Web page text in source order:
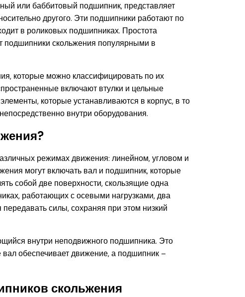
или баббитовый подшипник, представляет
другого. Эти подшипники работают по
в роликовых подшипниках. Простота
подшипники скольжения популярными в
которые можно классифицировать по их
включают втулки и цельные
которые устанавливаются в корпус, в то
внутри оборудования.
режимах движения: линейном, угловом и
могут включать вал и подшипник, которые
собой две поверхности, скользящие одна
работающих с осевыми нагрузками, два
силы, сохраняя при этом низкий
внутри неподвижного подшипника. Это
обеспечивает движение, а подшипник –
скольжения